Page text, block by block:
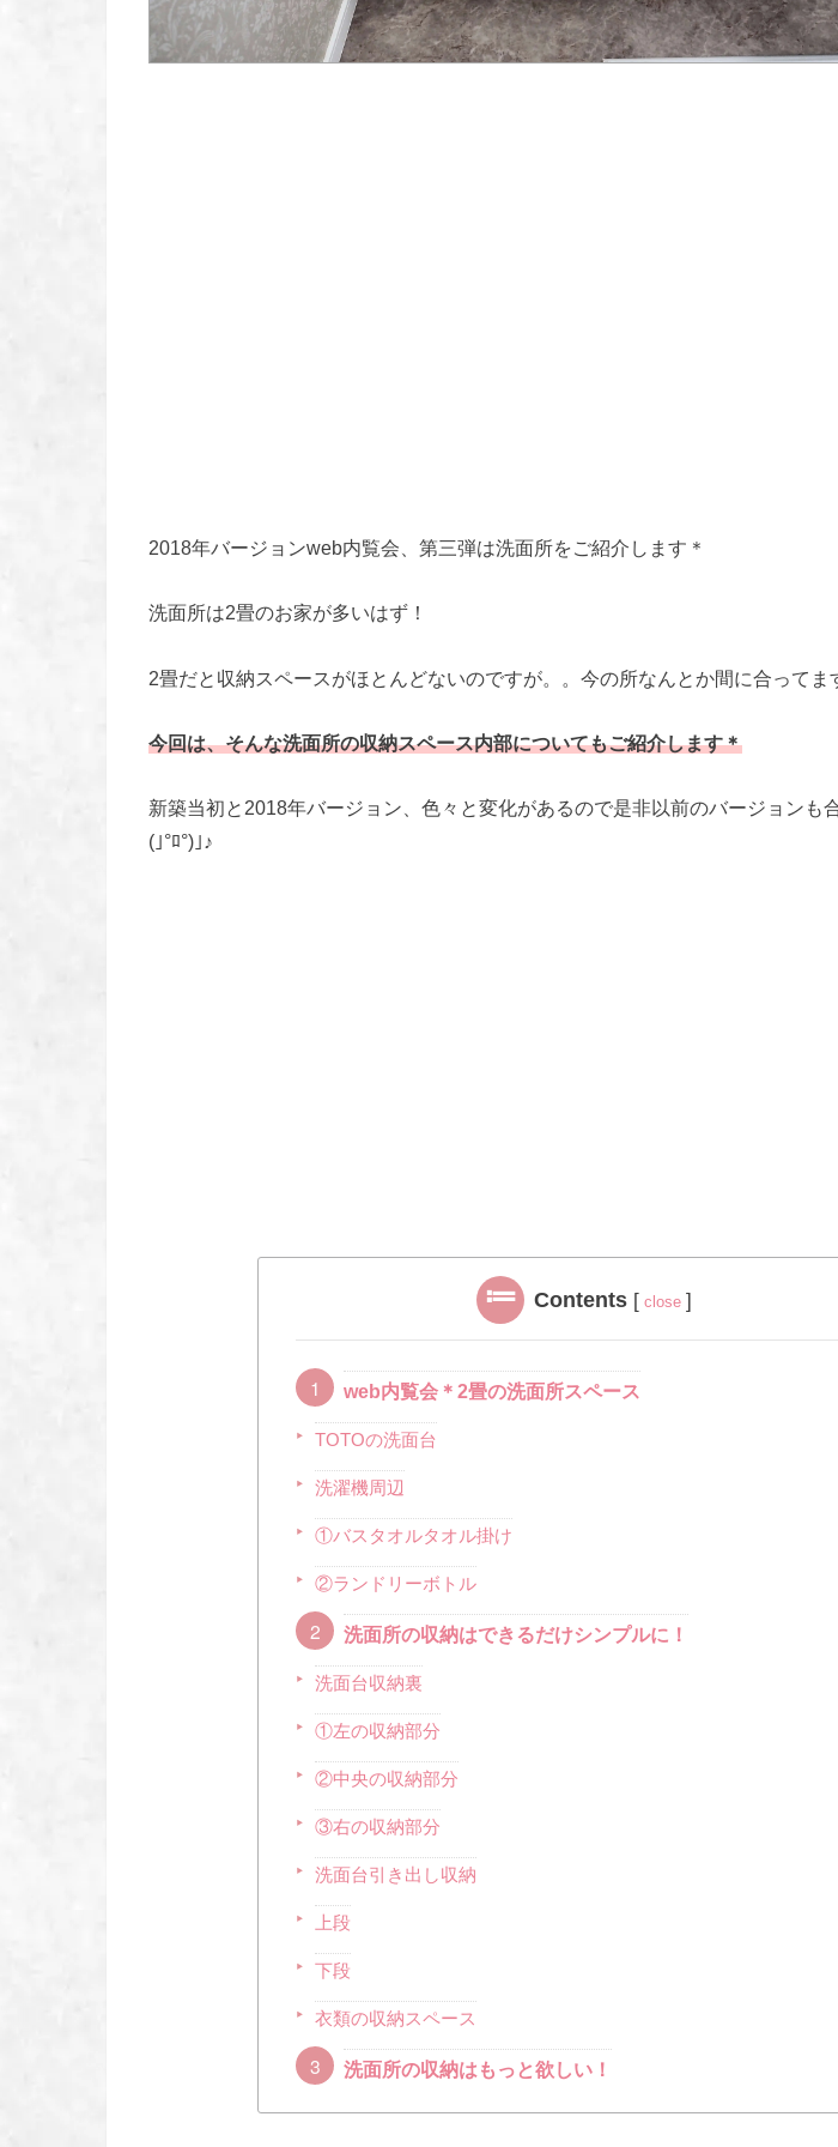
2018年バージョンweb内覧会、第三弾は洗面所をご紹介します＊
洗面所は2畳のお家が多いはず！
今回は、そんな洗面所の収納スペース内部についてもご紹介します＊
新築当初と2018年バージョン、色々と変化があるので是非以前のバージョンも
(｣°ﾛ°)｣♪
Contents [ close ]
web内覧会＊2畳の洗面所スペース
TOTOの洗面台
洗濯機周辺
①バスタオルタオル掛け
②ランドリーボトル
洗面所の収納はできるだけシンプルに！
洗面台収納裏
①左の収納部分
②中央の収納部分
③右の収納部分
洗面台引き出し収納
上段
下段
衣類の収納スペース
洗面所の収納はもっと欲しい！